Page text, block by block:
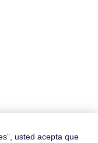
usted acepta que